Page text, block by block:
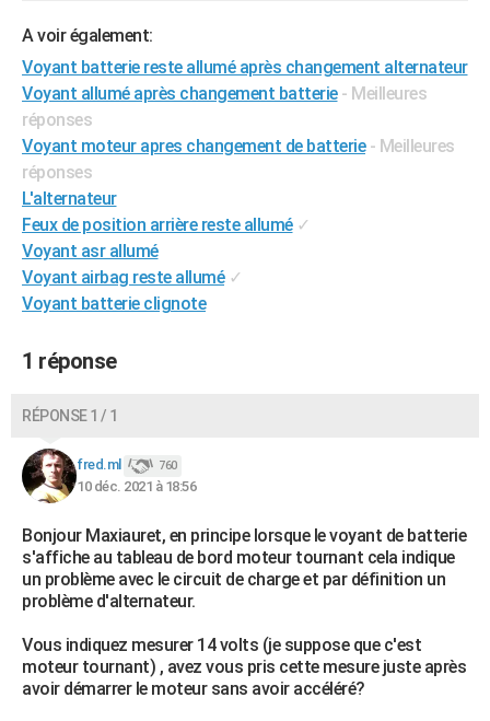
Destinations
Voyage nature
Voyage de noces
GUIDES D'ACHAT
BONS PLANS
CARTE DE VOEUX
Carte de Noël
Carte Bonne année
Carte Saint-Valentin
Carte Pâques
Carte d'anniversaire
DICTIONNAIRE
Dictionnaire
Biographies
Citations
Expressions
Proverbes
PROGRAMME TV
S'inscrire
Se connecter
Lycées
Collèges
Primaires
Universités
Entreprises
Service militaire
Avis de recherche
AVIS DE DÉCÈS
FORUM
Bricolage
Lifestyle
Culture
Sport
Auto
Television
Voyage
Cinema
A voir également:
Voyant batterie reste allumé après changement alternateur
Voyant allumé après changement batterie - Meilleures
réponses
Voyant moteur apres changement de batterie - Meilleures
réponses
L'alternateur
Feux de position arrière reste allumé ✓
Voyant asr allumé
Voyant airbag reste allumé ✓
Voyant batterie clignote
1 réponse
RÉPONSE 1 / 1
fred.ml 760
10 déc. 2021 à 18:56
Bonjour Maxiauret, en principe lorsque le voyant de batterie
s'affiche au tableau de bord moteur tournant cela indique
un problème avec le circuit de charge et par définition un
problème d'alternateur.
Vous indiquez mesurer 14 volts (je suppose que c'est
moteur tournant) , avez vous pris cette mesure juste après
avoir démarrer le moteur sans avoir accéléré?